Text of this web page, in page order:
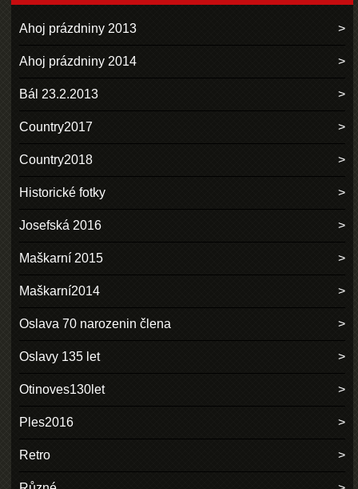
Ahoj prázdniny 2013
Ahoj prázdniny 2014
Bál 23.2.2013
Country2017
Country2018
Historické fotky
Josefská 2016
Maškarní 2015
Maškarní2014
Oslava 70 narozenin člena
Oslavy 135 let
Otinoves130let
Ples2016
Retro